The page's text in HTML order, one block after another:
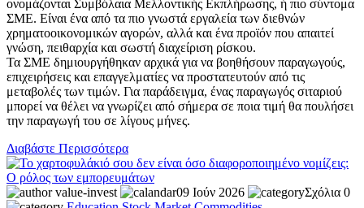
ονομάζονται Συμβόλαια Μελλοντικής Εκπλήρωσης, ή πιο σύντομα
ΣΜΕ. Είναι ένα από τα πιο γνωστά εργαλεία των διεθνών
χρηματοοικονομικών αγορών, αλλά και ένα προϊόν που απαιτεί
γνώση, πειθαρχία και σωστή διαχείριση ρίσκου.
Τα ΣΜΕ δημιουργήθηκαν αρχικά για να βοηθήσουν παραγωγούς,
επιχειρήσεις και επαγγελματίες να προστατευτούν από τις
μεταβολές των τιμών. Για παράδειγμα, ένας παραγωγός σιταριού
μπορεί να θέλει να γνωρίζει από σήμερα σε ποια τιμή θα πουλήσει
την παραγωγή του σε λίγους μήνες.
Διαβάστε Περισσότερα
value-invest 09 Ιούν 2026
Σχόλια 0